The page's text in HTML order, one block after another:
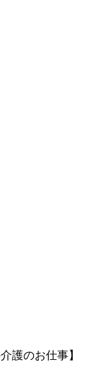
護のお仕事】